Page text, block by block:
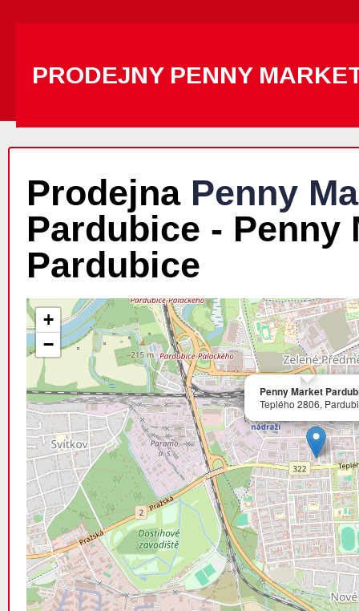
PRODEJNY PENNY
Prodejna Penny
Pardubice - Penny
Pardubice
Penny Market
Teplého 2806,
+
−